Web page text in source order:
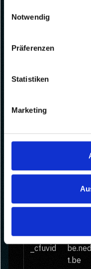
Notwendig
Präferenzen
Statistiken
Marketing
__Secur
e-next-
back-url
e-next-
_cfuvid
t.be